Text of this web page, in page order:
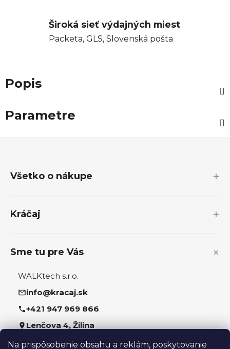
Na prispôsobenie obsahu a reklám, poskytovanie
Široká sieť výdajných miest
Packeta, GLS, Slovenská pošta
Popis
Parametre
Všetko o nákupe
Kráčaj
Sme tu pre Vás
WALKtech s.r.o.
info@kracaj.sk
+421 947 969 866
Lenčova 4, Žilina
Sledujte nás